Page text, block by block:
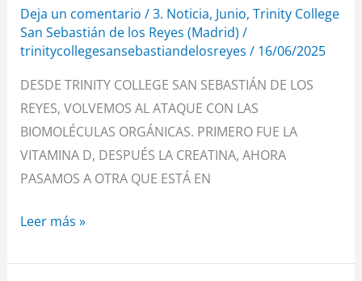
Deja un comentario /3. Noticia, Junio, Trinity College
San Sebastián de los Reyes (Madrid) /
trinitycollegesansebastiandelosreyes / 16/06/2025
DESDE TRINITY COLLEGE SAN SEBASTIÁN DE LOS
REYES, VOLVEMOS AL ATAQUE CON LAS
BIOMOLÉCULAS ORGÁNICAS. PRIMERO FUE LA
VITAMINA D, DESPUÉS LA CREATINA, AHORA
PASAMOS A OTRA QUE ESTÁ EN
Leer más »